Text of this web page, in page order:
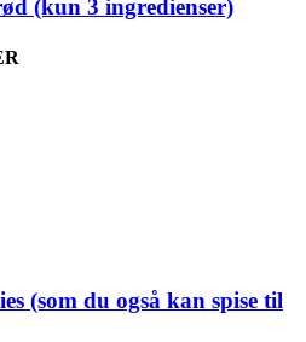
(kun 3 ingredienser)
(som du også kan spise til